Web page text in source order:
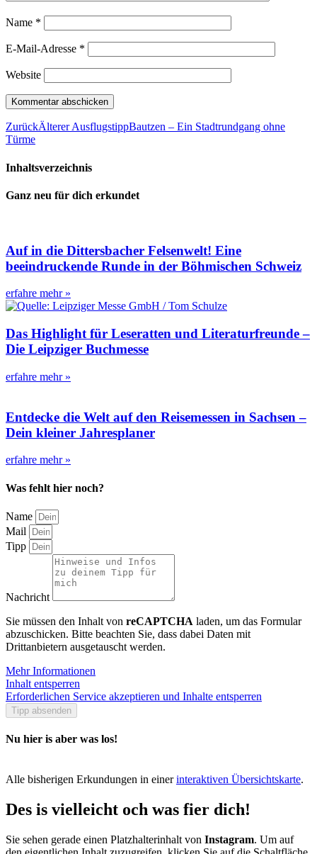
Name *
E-Mail-Adresse *
Website
ZurückÄlterer AusflugstippBautzen – Ein Stadtrundgang ohne
Türme
Inhaltsverzeichnis
Ganz neu für dich erkundet
Auf in die Dittersbacher Felsenwelt! Eine
beeindruckende Runde in der Böhmischen Schweiz
erfahre mehr »
Das Highlight für Leseratten und Literaturfreunde –
Die Leipziger Buchmesse
erfahre mehr »
Entdecke die Welt auf den Reisemessen in Sachsen –
Dein kleiner Jahresplaner
erfahre mehr »
Was fehlt hier noch?
Name
Mail
Tipp
Nachricht
Sie müssen den Inhalt von reCAPTCHA laden, um das Formular
abzuschicken. Bitte beachten Sie, dass dabei Daten mit
Drittanbietern ausgetauscht werden.
Mehr Informationen
Inhalt entsperren
Erforderlichen Service akzeptieren und Inhalte entsperren
Tipp absenden
Nu hier is aber was los!
Alle bisherigen Erkundungen in einerinteraktiven Übersichtskarte.
Des is vielleicht och was fier dich!
Sie sehen gerade einen Platzhalterinhalt von Instagram. Um auf